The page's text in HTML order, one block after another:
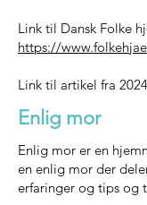
Link til Dansk Folke
https://
Link til artikel fra
Enlig mor
Enlig mor er en
en enlig mor der
erfaringer og tips og